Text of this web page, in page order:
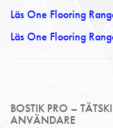
Läs One Flooring
Läs One Flooring
BOSTIK PRO –
ANVÄNDARE